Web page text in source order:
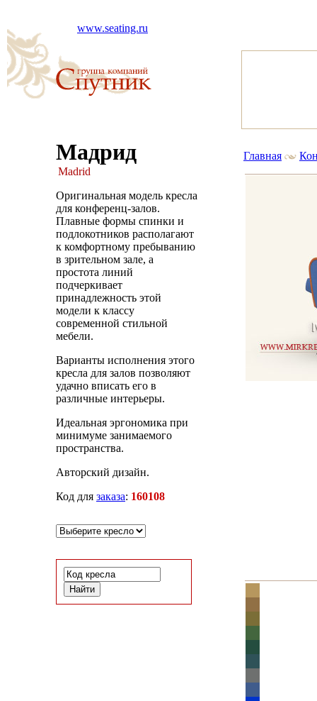
www.seating.ru
Мадрид
Madrid
Оригинальная модель кресла
для конференц-залов.
Плавные формы спинки и
подлокотников располагают
к комфортному пребыванию
в зрительном зале, а
простота линий
подчеркивает
принадлежность этой
модели к классу
современной стильной
мебели.
Варианты исполнения этого
кресла для залов позволяют
удачно вписать его в
различные интерьеры.
Идеальная эргономика при
минимуме занимаемого
пространства.
Авторский дизайн.
Код для заказа: 160108
Главная